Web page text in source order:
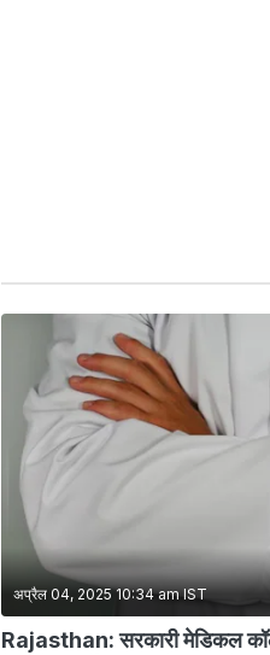
अप्रैल 04, 2025 10:34 am IST
Rajasthan: सरकारी मेडिकल